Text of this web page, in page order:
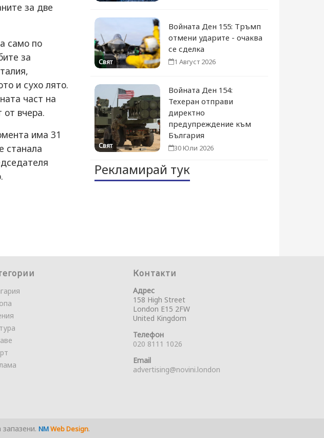
за две
само по
за
и сухо лято.
част на
вчера.
има 31
станала
Свят
Войната Ден 155: Тръмп
отмени ударите - очаква
се сделка
1 Август 2026
Свят
Войната Ден 154:
Техеран отправи
директно
предупреждение към
България
30 Юли 2026
Рекламирай тук
Контакти
Адрес
158 High Street
London E15 2FW
United Kingdom
Телефон
020 8111 1026
Email
advertising@novini.london
NMWeb Design.